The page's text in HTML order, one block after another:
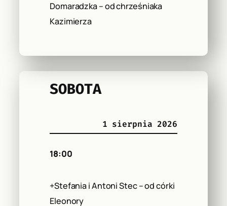
Domaradzka – od chrześniaka
Kazimierza
SOBOTA
1 sierpnia 2026
18:00
+Stefania i Antoni Stec – od córki
Eleonory